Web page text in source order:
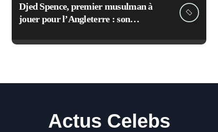
Djed Spence, premier musulman à
jouer pour l’Angleterre : son
2026
Actus Celebs